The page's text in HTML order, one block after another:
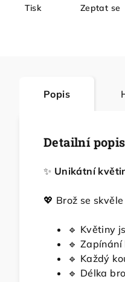
Tisk Zeptat se
Popis
Detailní
✨ Unikátní
💖 Brož se
🔹 Květiny
🔹
🔹 Každý
🔹 Délka